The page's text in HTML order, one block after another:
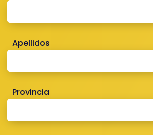
Apellidos
Provincia